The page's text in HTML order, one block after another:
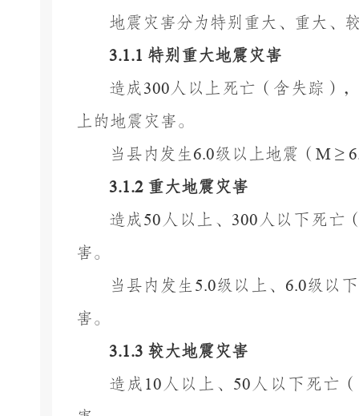
地震灾害分为特别重大、重大、
3.1.1 特别重大地震灾害
造成300人以上死亡（含失踪）
上的地震灾害。
当县内发生6.0级以上地震（ M ≥
3.1.2 重大地震灾害
造成50 人以上、 300 人以下死亡
害。
当县内发生 5.0级以上、 6.0级以
害。
3.1.3 较大地震灾害
造成 10 人以上、 50 人以下死亡